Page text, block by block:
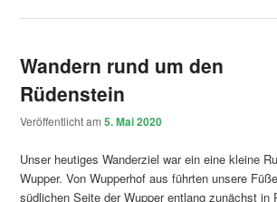
Wandern rund um den
Rüdenstein
Veröffentlicht am5. Mai 2020
Unser heutiges Wanderziel war ein eine kleine
Wupper. Von Wupperhof aus führten unsere
südlichen Seite der Wupper entlang zunächst in